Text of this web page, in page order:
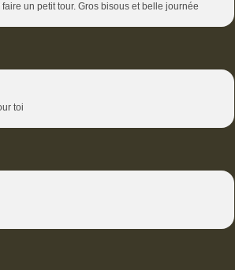
un petit tour. Gros bisous et belle journée
toi